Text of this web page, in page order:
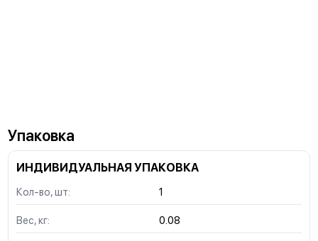
Упаковка
ИНДИВИДУАЛЬНАЯ УПАКОВКА
Кол-во, шт: 1
Вес, кг: 0.08